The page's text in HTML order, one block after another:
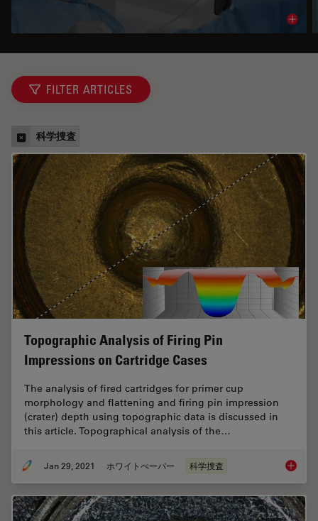
FILTER ARTICLES
科学捜査
Topographic Analysis of Firing Pin
Impressions on Cartridge Cases
The analysis of fired cartridges for primer cup
morphology and flattening and firing pin impression
(crater) depth using topographic data is discussed in
this article. Topographical analysis of the…
Jan 29, 2021 ホワイトぺーパー 科学捜査